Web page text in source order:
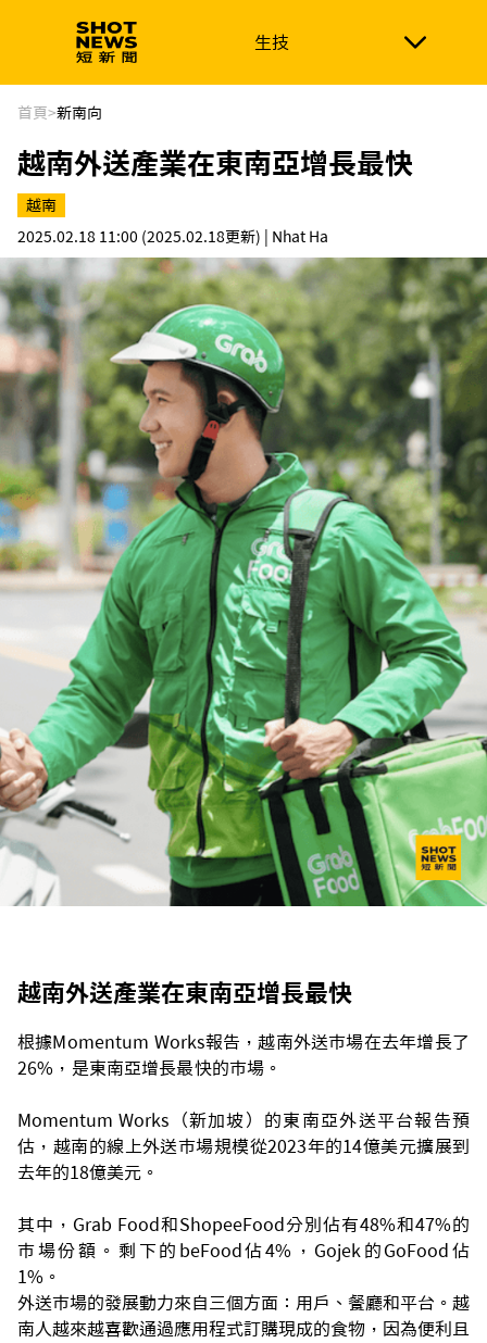
生技
生技 政治
新南向 體育
首頁>新南向
越南外送產業在東南亞增長最快
越南
2025.02.18 11:00 (2025.02.18更新) | Nhat Ha
越南外送產業在東南亞增長最快
根據Momentum Works報告，越南外送市場在去年增長了
26%，是東南亞增長最快的市場。
Momentum Works（新加坡）的東南亞外送平台報告預
估，越南的線上外送市場規模從2023年的14億美元擴展到
去年的18億美元。
其中，Grab Food和ShopeeFood分別佔有48%和47%的
市場份額。剩下的beFood佔4%，Gojek的GoFood佔
1%。
外送市場的發展動力來自三個方面：用戶、餐廳和平台。越
南人越來越喜歡通過應用程式訂購現成的食物，因為便利且